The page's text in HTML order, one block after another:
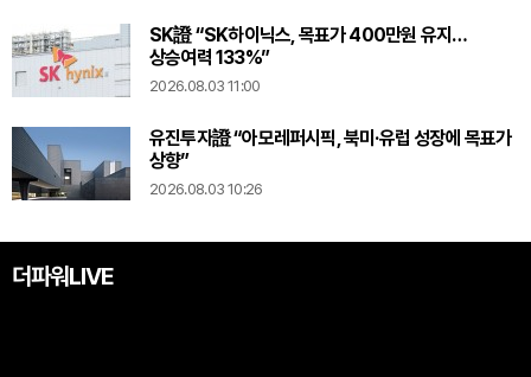
SK證 “SK하이닉스, 목표가 400만원 유지…
상승여력 133%”
2026.08.03 11:00
유진투자證 “아모레퍼시픽, 북미·유럽 성장에 목표가
상향”
2026.08.03 10:26
더파워LIVE